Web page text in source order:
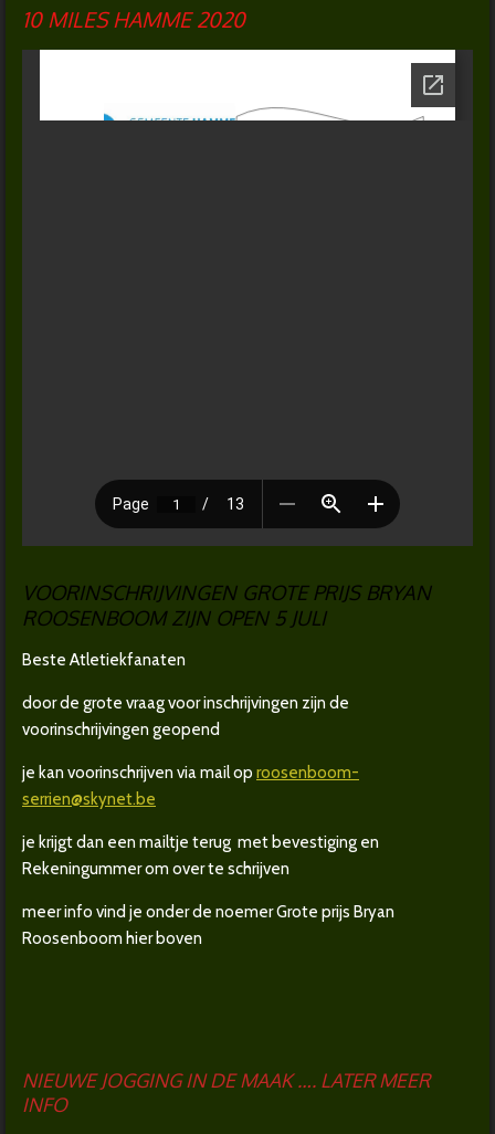
10 MILES HAMME 2020
VOORINSCHRIJVINGEN GROTE PRIJS BRYAN
ROOSENBOOM ZIJN OPEN 5 JULI
Beste Atletiekfanaten
door de grote vraag voor inschrijvingen zijn de
voorinschrijvingen geopend
je kan voorinschrijven via mail op roosenboom-
serrien@skynet.be
je krijgt dan een mailtje terug met bevestiging en
Rekeningummer om over te schrijven
meer info vind je onder de noemer Grote prijs Bryan
Roosenboom hier boven
NIEUWE JOGGING IN DE MAAK …. LATER MEER
INFO